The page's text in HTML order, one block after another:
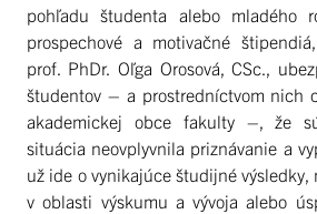
pohľadu študenta alebo mladého
prospechové a motivačné
prof. PhDr. Oľga Orosová, CSc.,
študentov – a prostredníctvom nich
akademickej obce fakulty –, že
situácia neovplyvnila priznávanie a
už ide o vynikajúce študijné výsledky,
v oblasti výskumu a vývoja alebo